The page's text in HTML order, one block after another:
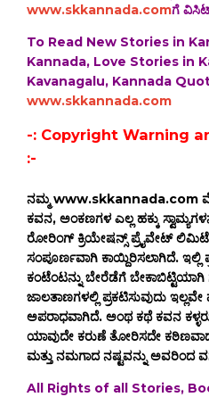
www.skkannada.comಗೆ
To Read New Stories in
Kannada, Love Stories in
Kavanagalu, Kannada
www.skkannada.com
-: Copyright Warning
:-
ನಮ್ಮ www.skkannada.com
ಕವನ, ಅಂಕಣಗಳ ಎಲ್ಲ ಹಕ್ಕು
ರೋರಿಂಗ್ ಕ್ರಿಯೇಷನ್ಸ್ ಪ್ರೈವೇಟ್
ಸಂಪೂರ್ಣವಾಗಿ ಕಾಯ್ದಿರಿಸಲಾಗಿದೆ. ಇಲ್ಲಿ
ಕಂಟೆಂಟನ್ನು ಬೇರೆಡೆಗೆ
ಜಾಲತಾಣಗಳಲ್ಲಿ ಪ್ರಕಟಿಸುವುದು ಇಲ್ಲವೇ
ಅಪರಾಧವಾಗಿದೆ. ಅಂಥ ಕಥೆ ಕವನ
ಯಾವುದೇ ಕರುಣೆ ತೋರಿಸದೇ ಕಠಿಣವಾದ
ಮತ್ತು ನಮಗಾದ ನಷ್ಟವನ್ನು ಅವರಿಂದ
All Rights of all Stories,